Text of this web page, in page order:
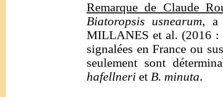
Remarque de Claude
Biatoropsis usnearum, a
MILLANES et al. (2016 :
signalées en France ou
seulement sont
hafellneri et B. minuta.